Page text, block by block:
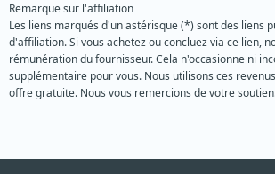
Remarque sur l'affiliation
Les liens marqués d'un astérisque (*) sont des liens
d'affiliation. Si vous achetez ou concluez via ce lien,
rémunération du fournisseur. Cela n'occasionne ni
supplémentaire pour vous. Nous utilisons ces
offre gratuite. Nous vous remercions de votre